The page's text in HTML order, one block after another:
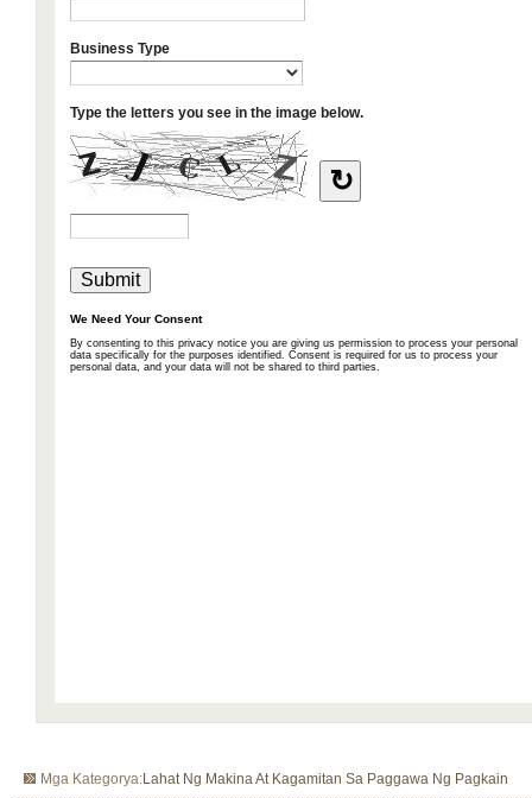
Mga Kategorya:Lahat Ng Makina At Kagamitan Sa Paggawa Ng Pagkain